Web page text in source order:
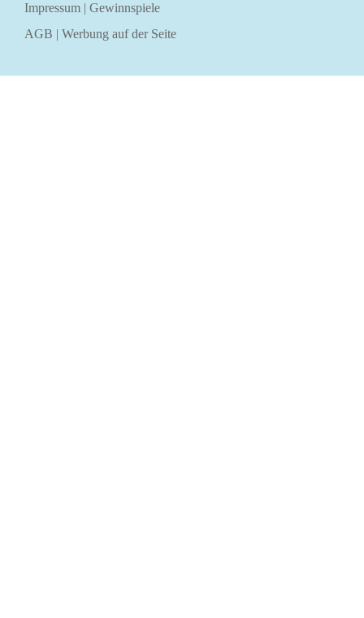
Impressum | Gewinnspiele
AGB | Werbung auf der Seite